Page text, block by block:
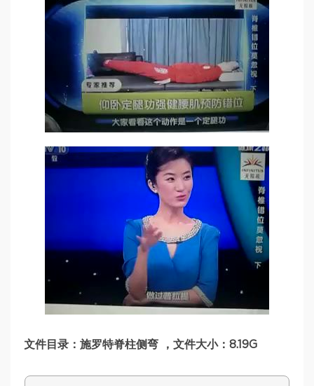
文件目录：施罗特脊柱侧弯 ，文件大小：8.19G